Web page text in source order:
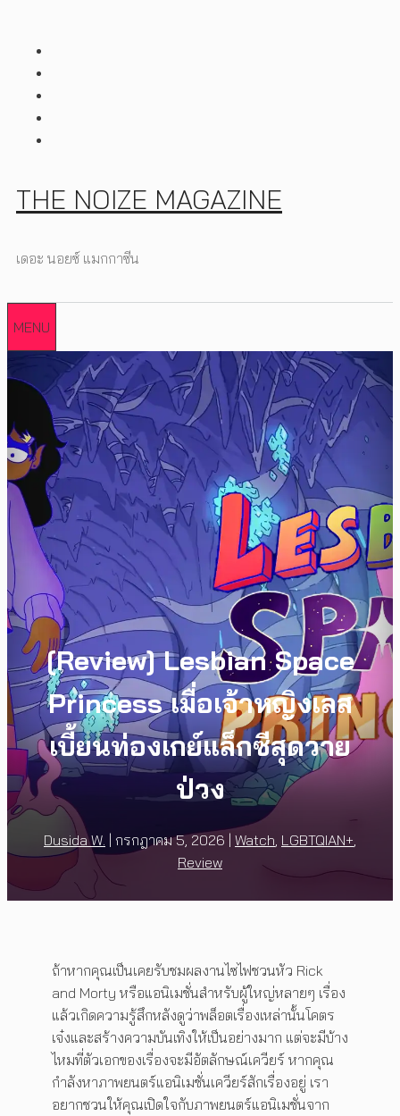
THE NOIZE MAGAZINE
เดอะ นอยซ์ แมกกาซีน
MENU
[Review] Lesbian Space
Princess เมื่อเจ้าหญิงเลส
เบี้ยนท่องเกย์แล็กซีสุดวาย
ป่วง
Dusida W. | กรกฎาคม 5, 2026 | Watch LGBTQIAN+
Review
ถ้าหากคุณเป็นเคยรับชมผลงานไซไฟชวนหัว Rick
and Morty หรือแอนิเมชั่นสำหรับผู้ใหญ่หลายๆ เรื่อง
แล้วเกิดความรู้สึกหลังดูว่าพล็อตเรื่องเหล่านั้นโคตร
เจ๋งและสร้างความบันเทิงให้เป็นอย่างมาก แต่จะมีบ้าง
ไหมที่ตัวเอกของเรื่องจะมีอัตลักษณ์เควียร์ หากคุณ
กำลังหาภาพยนตร์แอนิเมชั่นเควียร์สักเรื่องอยู่ เรา
อยากชวนให้คุณเปิดใจกับภาพยนตร์แอนิเมชั่นจาก